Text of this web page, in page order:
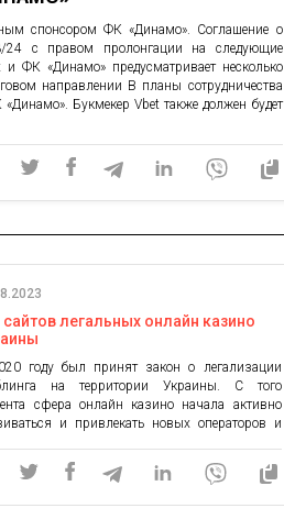
спонсором ФК «Динамо». Соглашение о
24 с правом пролонгации на следующие
ФК «Динамо» предусматривает несколько
направлении В планы сотрудничества
Букмекер Vbet также должен будет
сайтов легальных онлайн казино
году был принят закон о легализации
на территории Украины. С того
сфера онлайн казино начала активно
и привлекать новых операторов и
но это не значит, что все сайты
и имеют лицензию. Рассмотрим